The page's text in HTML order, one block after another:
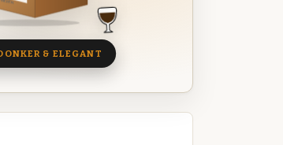
& ELEGANT